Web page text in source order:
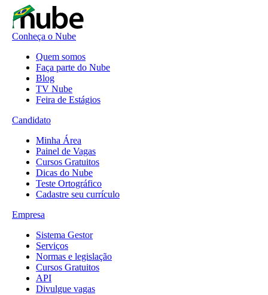
Conheça o Nube
Quem somos
Faça parte do Nube
Blog
TV Nube
Feira de Estágios
Candidato
Minha Área
Painel de Vagas
Cursos Gratuitos
Dicas do Nube
Teste Ortográfico
Cadastre seu currículo
Empresa
Sistema Gestor
Serviços
Normas e legislação
Cursos Gratuitos
API
Divulgue vagas